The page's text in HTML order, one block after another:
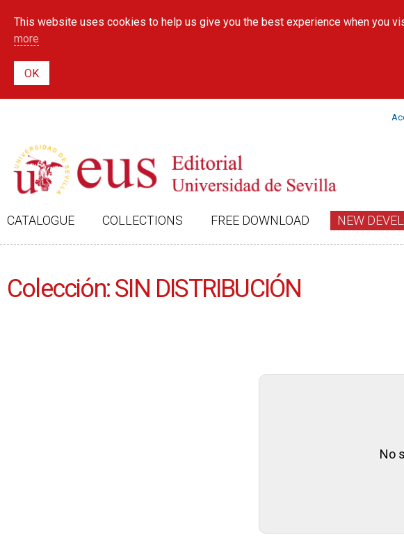
This website uses cookies to help us give you the best experience when you
more
CATALOGUE COLLECTIONS FREE DOWNLOAD NEW
Colección: SIN DISTRIBUCIÓN
No